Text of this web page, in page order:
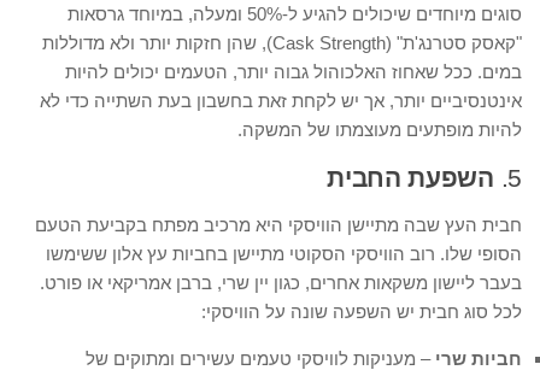
סוגים מיוחדים שיכולים להגיע ל-50% ומעלה, במיוחד גרסאות
"קאסק סטרנג'ת" (Cask Strength), שהן חזקות יותר ולא מדוללות
במים. ככל שאחוז האלכוהול גבוה יותר, הטעמים יכולים להיות
אינטנסיביים יותר, אך יש לקחת זאת בחשבון בעת השתייה כדי לא
להיות מופתעים מעוצמתו של המשקה.
5. השפעת החבית
חבית העץ שבה מתיישן הוויסקי היא מרכיב מפתח בקביעת הטעם
הסופי שלו. רוב הוויסקי הסקוטי מתיישן בחביות עץ אלון ששימשו
בעבר ליישון משקאות אחרים, כגון יין שרי, ברבן אמריקאי או פורט.
לכל סוג חבית יש השפעה שונה על הוויסקי:
חביות שרי – מעניקות לוויסקי טעמים עשירים ומתוקים של